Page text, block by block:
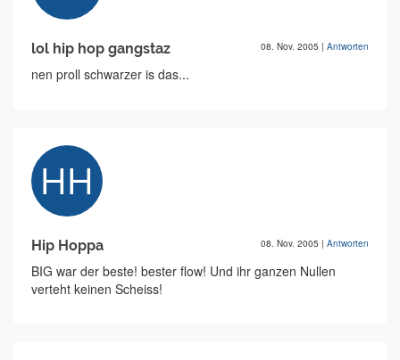
lol hip hop gangstaz 08. Nov. 2005 | Antworten
nen proll schwarzer is das...
Hip Hoppa 08. Nov. 2005 | Antworten
BIG war der beste! bester flow! Und ihr ganzen Nullen
verteht keinen Scheiss!